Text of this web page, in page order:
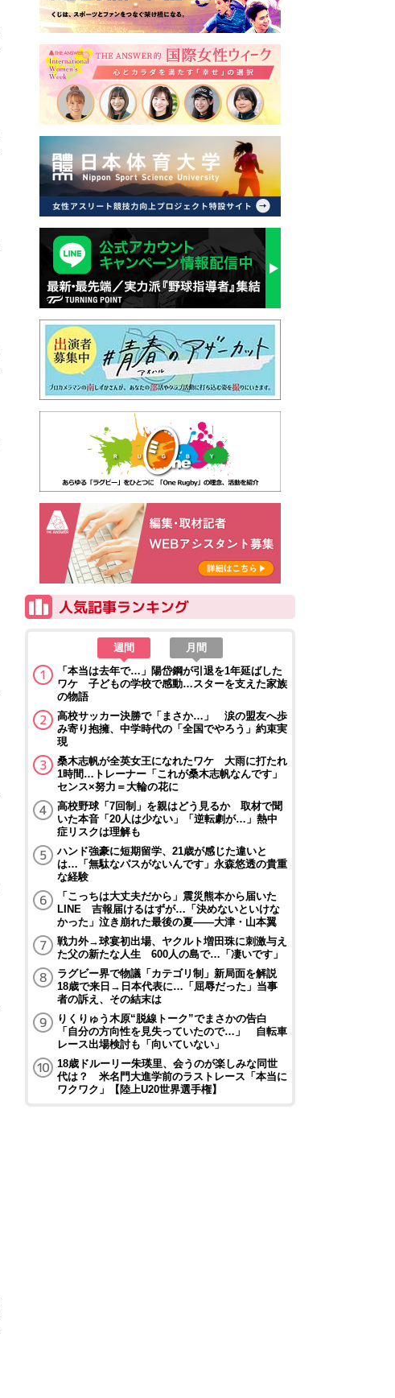
週間
月間
「本当は去年で…」陽岱鋼が引退を1年延ばした
ワケ 子どもの学校で感動…スターを支えた家族
の物語
高校サッカー決勝で「まさか…」 涙の盟友へ歩
み寄り抱擁、中学時代の「全国でやろう」約束実
現
桑木志帆が全英女王になれたワケ 大雨に打たれ
1時間…トレーナー「これが桑木志帆なんです」
センス×努力＝大輪の花に
高校野球「7回制」を親はどう見るか 取材で聞
いた本音「20人は少ない」「逆転劇が…」熱中
症リスクは理解も
ハンド強豪に短期留学、21歳が感じた違いと
は…「無駄なパスがないんです」永森悠透の貴重
な経験
「こっちは大丈夫だから」震災熊本から届いた
LINE 吉報届けるはずが…「決めないといけな
かった」泣き崩れた最後の夏――大津・山本翼
戦力外→球宴初出場、ヤクルト増田珠に刺激与え
た父の新たな人生 600人の島で…「凄いです」
ラグビー界で物議「カテゴリ制」新局面を解説
18歳で来日→日本代表に…「屈辱だった」当事
者の訴え、その結末は
りくりゅう木原“脱線トーク”でまさかの告白
「自分の方向性を見失っていたので…」 自転車
レース出場検討も「向いていない」
18歳ドルーリー朱瑛里、会うのが楽しみな同世
代は？ 米名門大進学前のラストレース「本当に
ワクワク」【陸上U20世界選手権】